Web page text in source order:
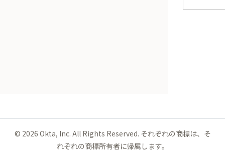
© 2026 Okta, Inc. All Rights Reserved. それぞれの商標は、そ
れぞれの商標所有者に帰属します。